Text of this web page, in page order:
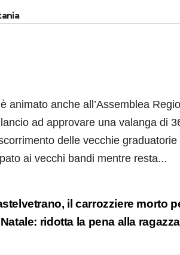
animato anche all’Assemblea
ad approvare una valanga di
delle vecchie graduatorie
ai vecchi bandi mentre resta...
il carrozziere morto
ridotta la pena alla